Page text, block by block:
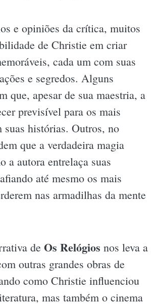
e opiniões da crítica, muitos
de Christie em criar
cada um com suas
e segredos. Alguns
que, apesar de sua maestria, a
previsível para os mais
suas histórias. Outros, no
que a verdadeira magia
a autora entrelaça suas
até mesmo os mais
nas armadilhas da mente
de Os Relógios nos leva a
outras grandes obras de
como Christie influenciou
mas também o cinema